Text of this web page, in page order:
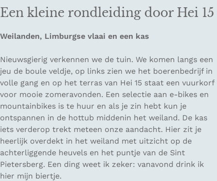
Een kleine rondleiding door Hei 15
Weilanden, Limburgse vlaai en een kas
Nieuwsgierig verkennen we de tuin. We komen langs een
jeu de boule veldje, op links zien we het boerenbedrijf in
volle gang en op het terras van Hei 15 staat een vuurkorf
voor mooie zomeravonden. Een selectie aan e-bikes en
mountainbikes is te huur en als je zin hebt kun je
ontspannen in de hottub middenin het weiland. De kas
iets verderop trekt meteen onze aandacht. Hier zit je
heerlijk overdekt in het weiland met uitzicht op de
achterliggende heuvels en het puntje van de Sint
Pietersberg. Een ding weet ik zeker: vanavond drink ik
hier mijn biertje.